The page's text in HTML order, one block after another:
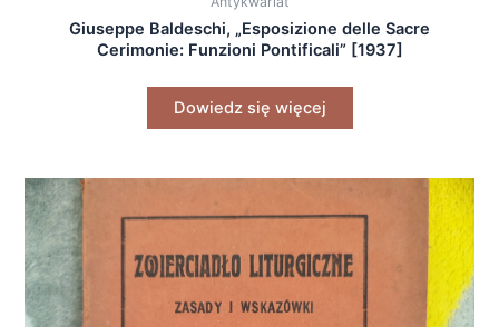
Giuseppe Baldeschi, „Esposizione delle Sacre
Cerimonie: Funzioni Pontificali” [1937]
Dowiedz się więcej